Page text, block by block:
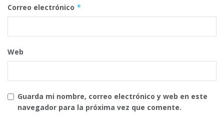
Correo electrónico *
Web
Guarda mi nombre, correo electrónico y web en este
navegador para la próxima vez que comente.